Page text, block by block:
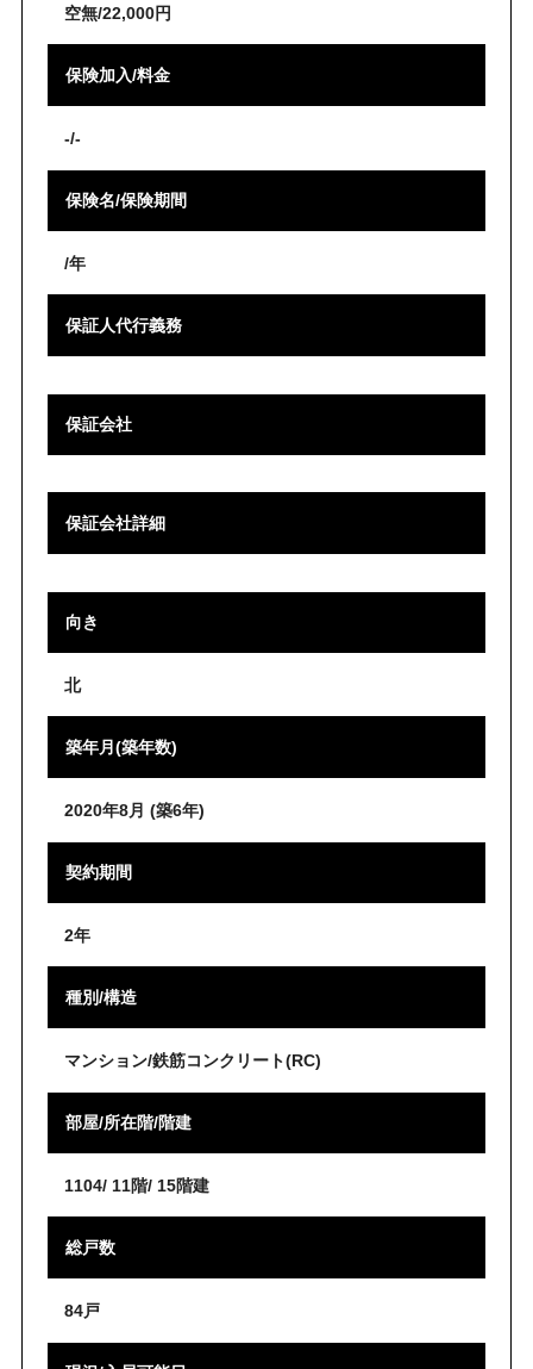
空無/22,000円
保険加入/料金
-/-
保険名/保険期間
/年
保証人代行義務
保証会社
保証会社詳細
向き
北
築年月(築年数)
2020年8月 (築6年)
契約期間
2年
種別/構造
マンション/鉄筋コンクリート(RC)
部屋/所在階/階建
1104/ 11階/ 15階建
総戸数
84戸